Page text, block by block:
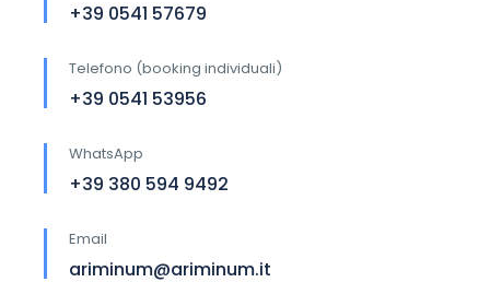
+39 0541 57679
Telefono (booking individuali)
+39 0541 53956
WhatsApp
+39 380 594 9492
Email
ariminum@ariminum.it